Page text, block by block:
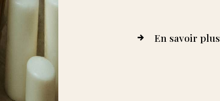
En savoir plus